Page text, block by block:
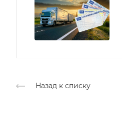
Назад к списку